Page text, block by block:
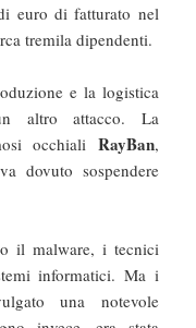
euro di fatturato nel
tremila dipendenti.
e la logistica
altro attacco. La
occhiali RayBan,
dovuto sospendere
il malware, i tecnici
informatici. Ma i
una notevole